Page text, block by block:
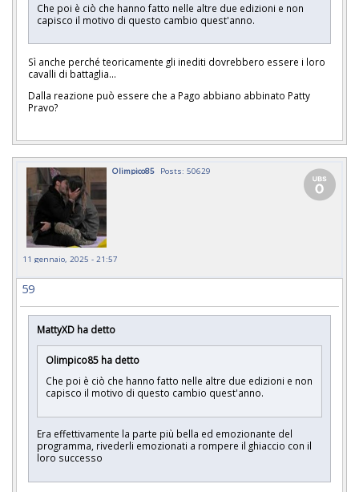
Che poi è ciò che hanno fatto nelle altre due edizioni e non
capisco il motivo di questo cambio quest'anno.
Sì anche perché teoricamente gli inediti dovrebbero essere i loro
cavalli di battaglia...
Dalla reazione può essere che a Pago abbiano abbinato Patty
Pravo?
Olimpico85 Posts: 50629
11 gennaio, 2025 - 21:57
59
MattyXD ha detto
Olimpico85 ha detto
Che poi è ciò che hanno fatto nelle altre due edizioni e non
capisco il motivo di questo cambio quest'anno.
Era effettivamente la parte più bella ed emozionante del
programma, rivederli emozionati a rompere il ghiaccio con il
loro successo